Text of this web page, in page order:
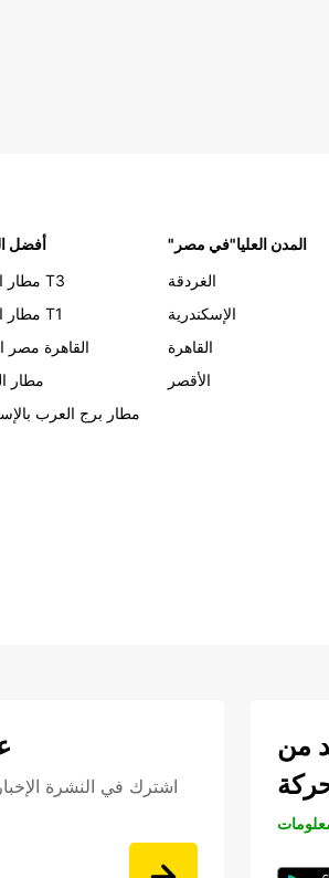
أفضل
مطار القاهرة T3
مطار القاهرة T1
القاهرة مصر
مطار
مطار برج العرب
"المدن العليا"في مصر
الغردقة
الإسكندرية
القاهرة
الأقصر
اشترك في النشرة
من